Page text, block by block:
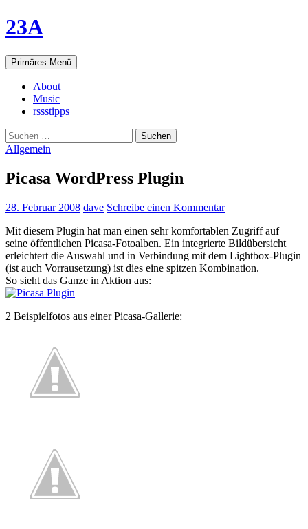
23A
Suchen
Primäres Menü Springe
zum
About
Music
rssstipps
Suchen
nach:
Allgemein
Picasa WordPress Plugin
28. Februar 2008 dave Schreibe einen Kommentar
Mit diesem Plugin hat man einen sehr komfortablen Zugriff auf
seine öffentlichen Picasa-Fotoalben. Ein integrierte Bildübersicht
erleichtert die Auswahl und in Verbindung mit dem Lightbox-Plugin
(ist auch Vorrausetzung) ist dies eine spitzen Kombination.
So sieht das Ganze in Aktion aus:
2 Beispielfotos aus einer Picasa-Gallerie: